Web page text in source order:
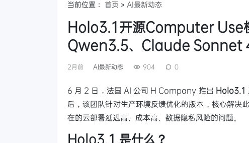
当前位置： 首页 » AI最新动态
Holo3.1开源Computer Use
Qwen3.5、Claude Sonnet
2月前 AI最新动态 904 0
6 月 2 日，法国 AI 公司 H Company 推出 Holo3.1
后，该团队针对生产环境反馈优化的版本，核心解
在的云部署延迟高、成本高、数据隐私风险的问题。
Holo3.1 是什么？